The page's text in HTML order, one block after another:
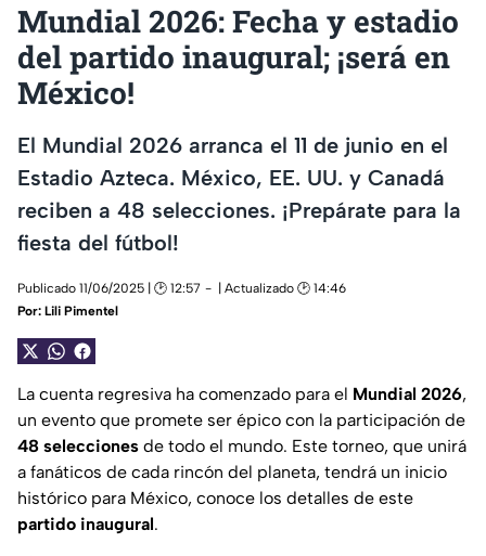
Mundial 2026: Fecha y estadio
del partido inaugural; ¡será en
México!
El Mundial 2026 arranca el 11 de junio en el
Estadio Azteca. México, EE. UU. y Canadá
reciben a 48 selecciones. ¡Prepárate para la
fiesta del fútbol!
Publicado 11/06/2025 | 🕑 12:57
| Actualizado 🕑 14:46
Por: Lili Pimentel
La cuenta regresiva ha comenzado para el Mundial 2026,
un evento que promete ser épico con la participación de
48 selecciones de todo el mundo. Este torneo, que unirá
a fanáticos de cada rincón del planeta, tendrá un inicio
histórico para México, conoce los detalles de este
partido inaugural.